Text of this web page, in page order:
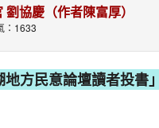
協慶（作者陳富厚）
：1633
地方民意論壇讀者投書